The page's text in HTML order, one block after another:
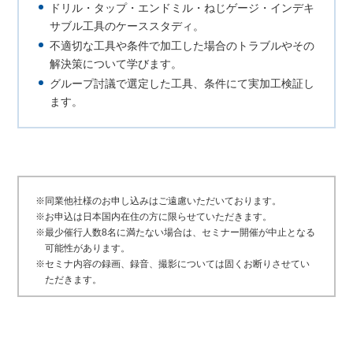
ドリル・タップ・エンドミル・ねじゲージ・インデキ
サブル工具のケーススタディ。
不適切な工具や条件で加工した場合のトラブルやその
解決策について学びます。
グループ討議で選定した工具、条件にて実加工検証し
ます。
※同業他社様のお申し込みはご遠慮いただいております。
※お申込は日本国内在住の方に限らせていただきます。
※最少催行人数8名に満たない場合は、セミナー開催が中止となる
可能性があります。
※セミナ内容の録画、録音、撮影については固くお断りさせてい
ただきます。